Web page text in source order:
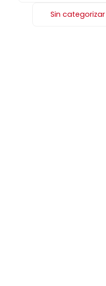
Sin categorizar